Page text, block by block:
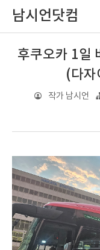
남시언닷컴
후쿠오카 1일
(다자
작가 남시언